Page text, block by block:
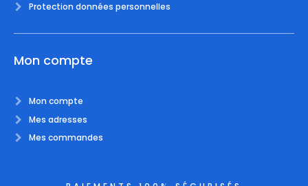
Protection données personnelles
Mon compte
Mon compte
Mes adresses
Mes commandes